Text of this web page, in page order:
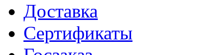
Доставка
Сертификаты